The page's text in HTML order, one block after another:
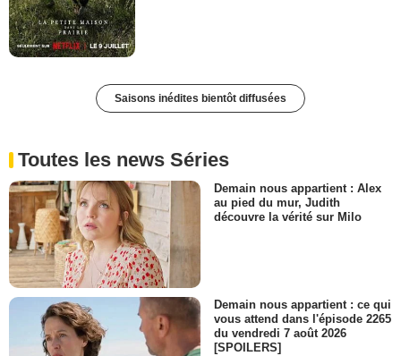
Saisons inédites bientôt diffusées
Toutes les news Séries
Demain nous appartient : Alex
au pied du mur, Judith
découvre la vérité sur Milo
Demain nous appartient : ce qui
vous attend dans l'épisode 2265
du vendredi 7 août 2026
[SPOILERS]